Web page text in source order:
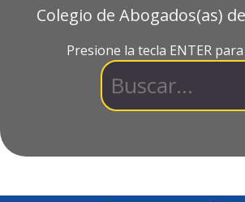
Colegio de Abogados(as)
Presione la tecla ENTER